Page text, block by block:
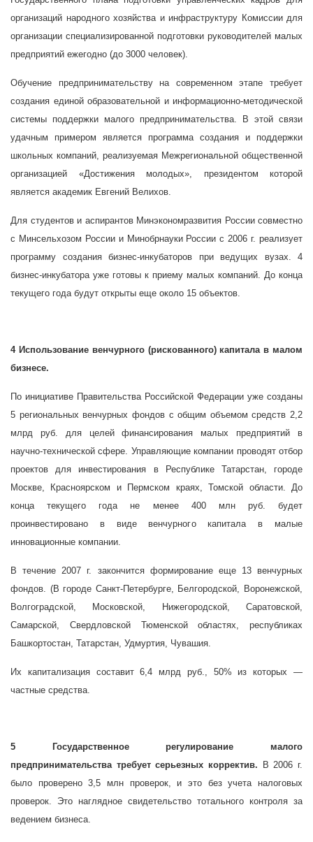
организаций народного хозяйства и инфраструктуру Комиссии для
организации специализированной подготовки руководителей малых
предприятий ежегодно (до 3000 человек).
Обучение предпринимательству на современном этапе требует
создания единой образовательной и информационно-методической
системы поддержки малого предпринимательства. В этой связи
удачным примером является программа создания и поддержки
школьных компаний, реализуемая Межрегиональной общественной
организацией «Достижения молодых», президентом которой
является академик Евгений Велихов.
Для студентов и аспирантов Минэкономразвития России совместно
с Минсельхозом России и Минобрнауки России с2006 г. реализует
программу создания бизнес-инкубаторов при ведущих вузах. 4
бизнес-инкубатора уже готовы к приему малых компаний. До конца
текущего года будут открыты еще около 15 объектов.
4 Использование венчурного (рискованного) капитала в малом
бизнесе.
По инициативе Правительства Российской Федерации уже созданы
5 региональных венчурных фондов с общим объемом средств 2,2
млрд руб. для целей финансирования малых предприятий в
научно-технической сфере. Управляющие компании проводят отбор
проектов для инвестирования в Республике Татарстан, городе
Москве, Красноярском и Пермском краях, Томской области. До
конца текущего года не менее 400 млн руб. будет
проинвестировано в виде венчурного капитала в малые
инновационные компании.
В течение2007 г. закончится формирование еще 13 венчурных
фондов. (В городе Санкт-Петербурге, Белгородской, Воронежской,
Волгоградской, Московской, Нижегородской, Саратовской,
Самарской, Свердловской Тюменской областях, республиках
Башкортостан, Татарстан, Удмуртия, Чувашия.
Их капитализация составит 6,4 млрд руб., 50% из которых —
частные средства.
5 Государственное регулирование малого
предпринимательства требует серьезных корректив. В2006 г.
было проверено 3,5 млн проверок, и это без учета налоговых
проверок. Это наглядное свидетельство тотального контроля за
ведением бизнеса.